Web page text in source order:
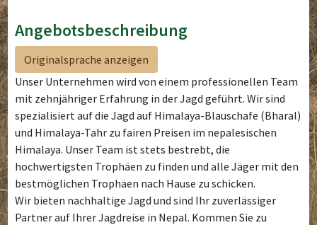
Angebotsbeschreibung
Originalsprache anzeigen
Unser Unternehmen wird von einem professionellen Team
mit zehnjähriger Erfahrung in der Jagd geführt. Wir sind
spezialisiert auf die Jagd auf Himalaya-Blauschafe (Bharal)
und Himalaya-Tahr zu fairen Preisen im nepalesischen
Himalaya. Unser Team ist stets bestrebt, die
hochwertigsten Trophäen zu finden und alle Jäger mit den
bestmöglichen Trophäen nach Hause zu schicken.
Wir bieten nachhaltige Jagd und sind Ihr zuverlässiger
Partner auf Ihrer Jagdreise in Nepal. Kommen Sie zu